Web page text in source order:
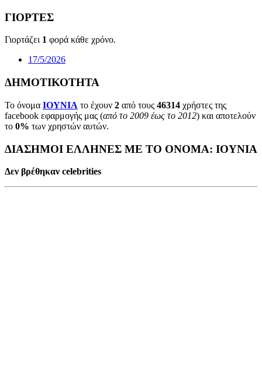
ΓΙΟΡΤΕΣ
Γιορτάζει 1 φορά κάθε χρόνο.
17/5/2026
ΔΗΜΟΤΙΚΟΤΗΤΑ
Το όνομα ΙΟΥΝΙΑ το έχουν 2 από τους 46314 χρήστες της
facebook εφαρμογής μας (από το 2009 έως το 2012) και αποτελούν
το 0% των χρηστών αυτών.
ΔΙΑΣΗΜΟΙ ΕΛΛΗΝΕΣ ΜΕ ΤΟ ΟΝΟΜΑ: ΙΟΥΝΙΑ
Δεν βρέθηκαν celebrities